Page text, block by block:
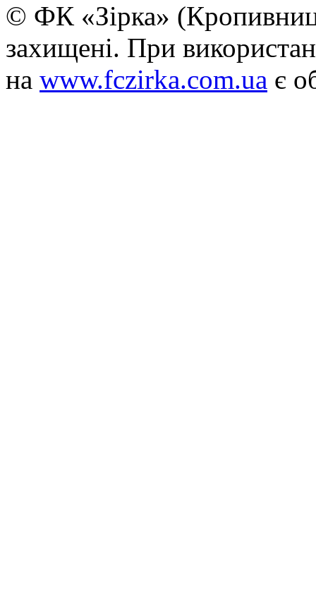
© ФК «Зірка»
захищені. При
на www.fczirka.com.ua є